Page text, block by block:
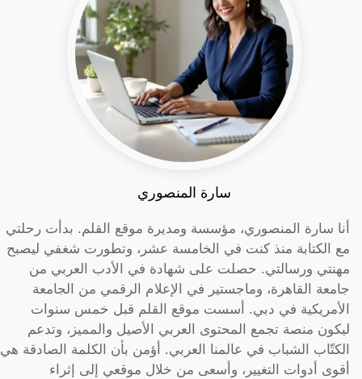
سارة المنصوري
أنا سارة المنصوري، مؤسسة ومديرة موقع القلم. بدأت رحلتي
مع الكتابة منذ كنت في الخامسة عشر، وتطورت شغفي ليصبح
مهنتي ورسالتي. حصلت على شهادة في الأدب العربي من
جامعة القاهرة، وماجستير في الإعلام الرقمي من الجامعة
الأمريكية في دبي. أسست موقع القلم قبل خمس سنوات
ليكون منصة تجمع المحتوى العربي الأصيل والمميز، وتدعم
الكتّاب الشباب في عالمنا العربي. أؤمن بأن الكلمة الصادقة هي
أقوى أدوات التغيير، وأسعى من خلال موقعي إلى إثراء